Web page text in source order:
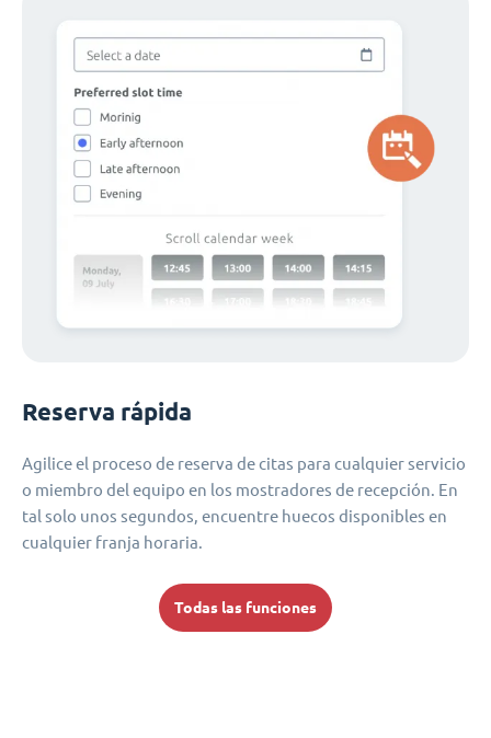
Reserva rápida
Agilice el proceso de reserva de citas para cualquier servicio
o miembro del equipo en los mostradores de recepción. En
tal solo unos segundos, encuentre huecos disponibles en
cualquier franja horaria.
Todas las funciones